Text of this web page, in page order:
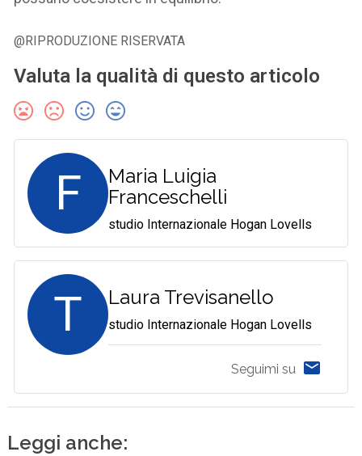
@RIPRODUZIONE RISERVATA
Valuta la qualità di questo articolo
F
Maria Luigia
Franceschelli
studio Internazionale Hogan Lovells
T Laura Trevisanello
studio Internazionale Hogan Lovells
Seguimi su
Leggi anche: